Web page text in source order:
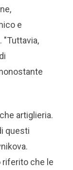
e
"Tuttavia,
artiglieria.
questi
riferito che le